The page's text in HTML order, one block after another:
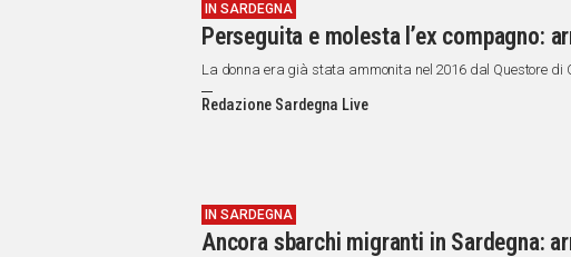
IN SARDEGNA
Perseguita e molesta l’ex compagno:
La donna era già stata ammonita nel 2016 dal Questore di
Redazione Sardegna Live
IN SARDEGNA
Ancora sbarchi migranti in Sardegna: